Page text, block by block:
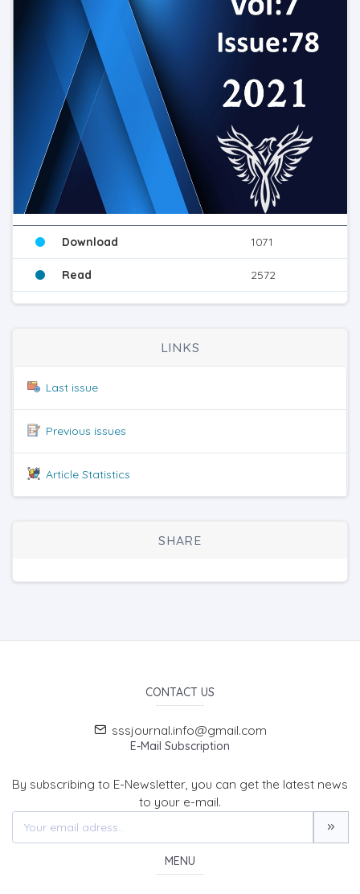
Download 1071
Read 2572
LINKS
Last issue
Previous issues
Article Statistics
SHARE
CONTACT US
sssjournal.info@gmail.com
E-Mail Subscription
By subscribing to E-Newsletter, you can get the latest news
to your e-mail.
MENU